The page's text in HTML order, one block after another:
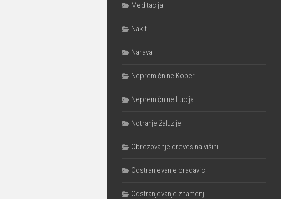
Meditacija
Nakit
Narava
Nepremičnine Koper
Nepremičnine Lucija
Notranje žaluzije
Obrezovanje dreves na višini
Odstranjevanje bradavic
Odstranjevanje znamenj